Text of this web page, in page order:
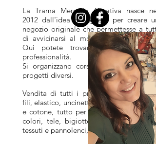
La Trama Merceria Creativa nasce nel
2012 dall'idea di Agnese per creare un
negozio originale che permettesse a tutti
di avvicinarsi al mondo della creatività.
Qui potete trovare idee, consigli e
professionalità.
Si organizzano corsi frequenti per tanti
progetti diversi.
Vendita di tutti i prodotti di base (aghi,
fili, elastico, uncinetto e ferri), filati di lana
e cotone, tutto per la decorazione come
colori, tele, bigiotteria. Sono disponibili
tessuti e pannolenci, feltro.